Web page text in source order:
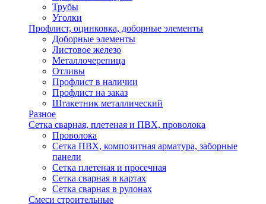
Трубы
Уголки
Профлист, оцинковка, доборные элементы
Доборные элементы
Листовое железо
Металлочерепица
Отливы
Профлист в наличии
Профлист на заказ
Штакетник металлический
Разное
Сетка сварная, плетеная и ПВХ, проволока
Проволока
Сетка ПВХ, композитная арматура, заборные
панели
Сетка плетеная и просечная
Сетка сварная в картах
Сетка сварная в рулонах
Смеси строительные